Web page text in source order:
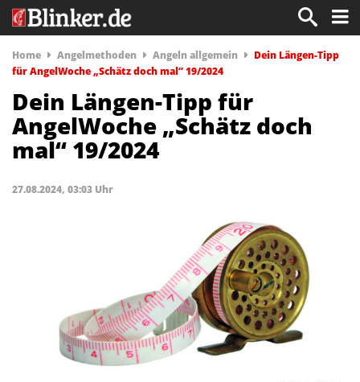
Home Angelmethoden Angeln allgemein
Dein Längen-Tipp
für AngelWoche „Schätz doch mal“ 19/2024
Dein Längen-Tipp für
AngelWoche „Schätz doch
mal“ 19/2024
27.08.2024, 03:03 Uhr